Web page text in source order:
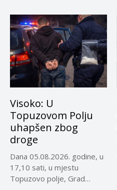
Visoko: U
Topuzovom Polju
uhapšen zbog
droge
Dana 05.08.2026. godine, u
17,10 sati, u mjestu
Topuzovo polje, Grad